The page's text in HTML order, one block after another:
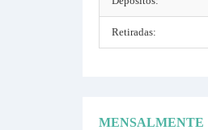
Retiradas:
MENSALMENTE